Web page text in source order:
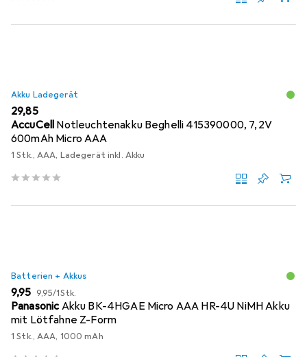
Akku Ladegerät
EUR
29,85
AccuCell Notleuchtenakku Beghelli 415390000, 7,2V
600mAh Micro AAA
1 Stk., AAA, Ladegerät inkl. Akku
Batterien + Akkus
EUR
9,95 EUR
9,95/1Stk.
PanasonicAkku BK-4HGAE Micro AAA HR-4U NiMH Akku
mit Lötfahne Z-Form
1 Stk., AAA, 1000 mAh